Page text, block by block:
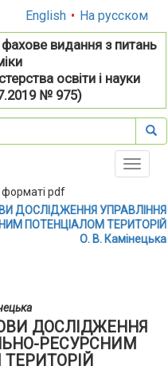
English • На русском
видання з питань
освіти і науки
№ 975)
Toggle
ДОСЛІДЖЕННЯ УПРАВЛІННЯ
ПОТЕНЦІАЛОМ ТЕРИТОРІЙ
О. В. Камінецька
ДОСЛІДЖЕННЯ
РЕСУРСНИМ